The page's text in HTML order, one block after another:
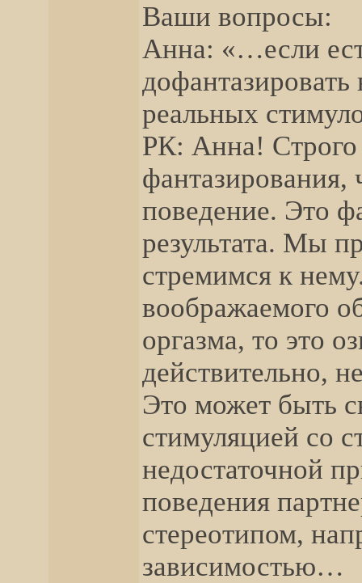
Ваши вопросы:
Анна: «…если
дофантазировать
реальных
РК: Анна! Строго
фантазирования,
поведение. Это
результата. Мы
стремимся к
воображаемого
оргазма, то это
действительно,
Это может быть
стимуляцией со
недостаточной
поведения
стереотипом,
зависимостью…